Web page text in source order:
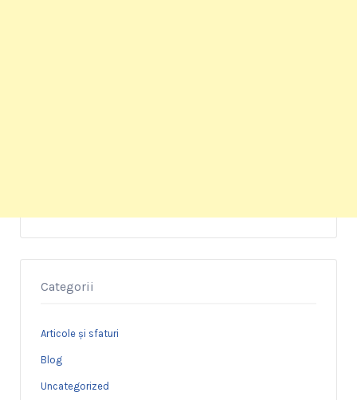
Categorii
Articole și sfaturi
Blog
Uncategorized